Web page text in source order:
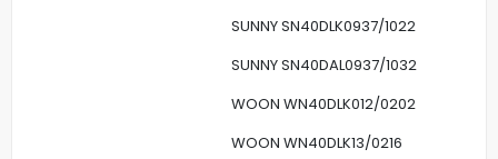
SUNNY SN40DLK0937/1022
SUNNY SN40DAL0937/1032
WOON WN40DLK012/0202
WOON WN40DLK13/0216